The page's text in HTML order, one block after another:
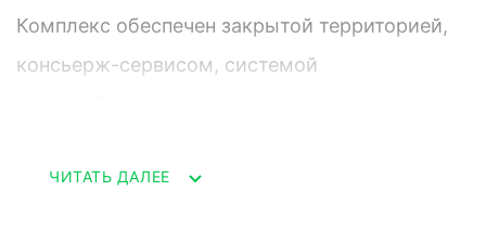
Комплекс обеспечен закрытой территорией,
консьерж-сервисом, системой
шаговой доступности: от центральной
ЧИТАТЬ ДАЛЕЕ